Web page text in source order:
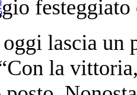
lascia un
la